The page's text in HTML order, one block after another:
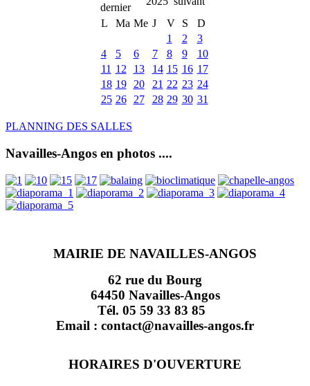
L
Ma Me J V S
D
1
2
3
4
5 6 7 8 9
10
11 12 13 14 15 16 17
18 19 20 21 22 23 24
25 26 27 28 29 30 31
PLANNING DES SALLES
Navailles-Angos en photos ....
MAIRIE DE NAVAILLES-ANGOS
62 rue du Bourg
64450 Navailles-Angos
Tél. 05 59 33 83 85
Email : contact@navailles-angos.fr
HORAIRES D'OUVERTURE